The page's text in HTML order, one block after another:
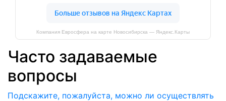
Компания Евросфера на карте Новосибирска — Яндекс.Карты
Часто задаваемые
вопросы
Подскажите, пожалуйста, можно ли осуществлять